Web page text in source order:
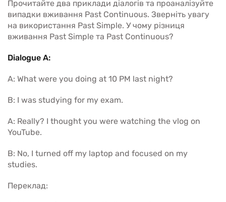
Прочитайте два приклади діалогів та проаналізуйте
випадки вживання Past Continuous. Зверніть увагу
на використання Past Simple. У чому різниця
вживання Past Simple та Past Continuous?
Dialogue A:
A: What were you doing at 10 PM last night?
B: I was studying for my exam.
A: Really? I thought you were watching the vlog on
YouTube.
B: No, I turned off my laptop and focused on my
studies.
Переклад: